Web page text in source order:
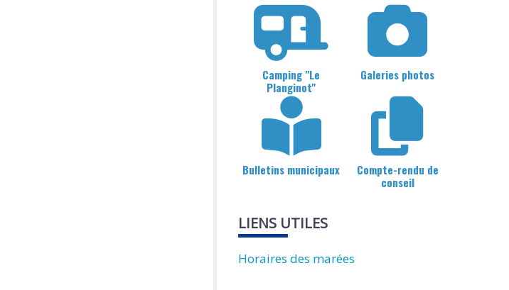
Camping "Le
Planginot"
Galeries photos
Bulletins municipaux
Compte-rendu de
conseil
LIENS UTILES
Horaires des marées